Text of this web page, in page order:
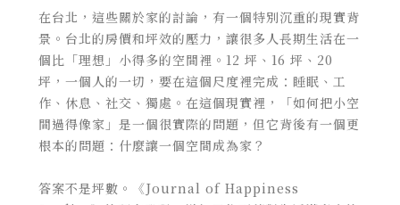
在台北，這些關於家的討論，有一個特別沉重的現實背
景。台北的房價和坪效的壓力，讓很多人長期生活在一
個比「理想」小得多的空間裡。12 坪、16 坪、20
坪，一個人的一切，要在這個尺度裡完成：睡眠、工
作、休息、社交、獨處。在這個現實裡，「如何把小空
間過得像家」是一個很實際的問題，但它背後有一個更
根本的問題：什麼讓一個空間成為家？
答案不是坪數。《Journal of Happiness